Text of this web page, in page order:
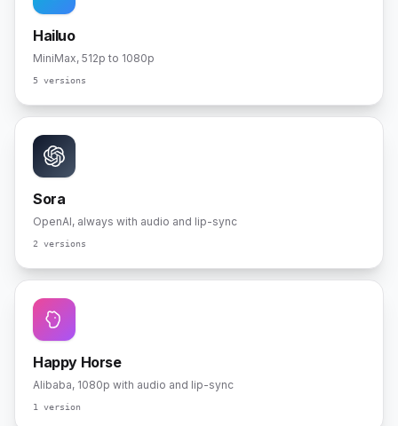
Hailuo
MiniMax, 512p to 1080p
5 versions
Sora
OpenAI, always with audio and lip-sync
2 versions
Happy Horse
Alibaba, 1080p with audio and lip-sync
1 version